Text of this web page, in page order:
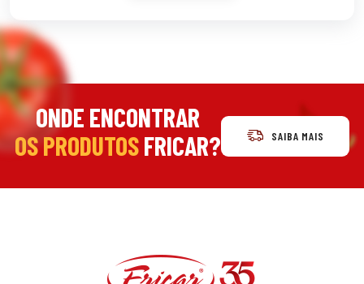
ONDE ENCONTRAR
OS PRODUTOSFRICAR? SAIBA MAIS